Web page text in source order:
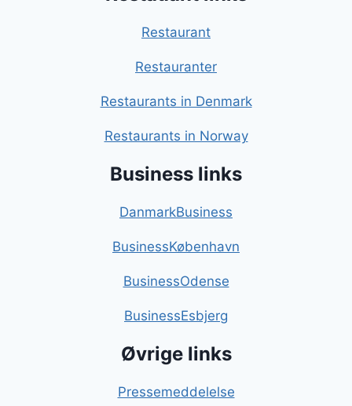
Restaurant
Restauranter
Restaurants in Denmark
Restaurants in Norway
Business links
DanmarkBusiness
BusinessKøbenhavn
BusinessOdense
BusinessEsbjerg
Øvrige links
Pressemeddelelse